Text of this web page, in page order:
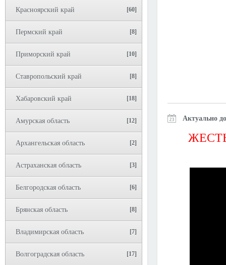
Красноярский край [60]
Пермский край [8]
Приморский край [10]
Ставропольский край [8]
Хабаровский край [18]
Амурская область [12]
Архангельская область [2]
Астраханская область [3]
Белгородская область [6]
Брянская область [8]
Владимирская область [7]
Волгоградская область [17]
Актуально